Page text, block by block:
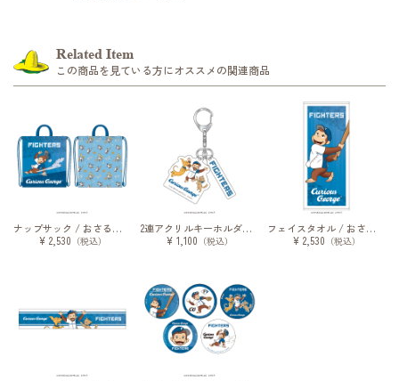
Related Item
この商品を見ている方にオススメの関連商品
ナップサック / おさるのジョージ / 2026
¥ 2,530 （税込）
2連アクリルキーホルダー / おさるのジョージ / 2026
¥ 1,100 （税込）
フェイスタオル / おさるのジョージ / 2026
¥ 2,530 （税込）